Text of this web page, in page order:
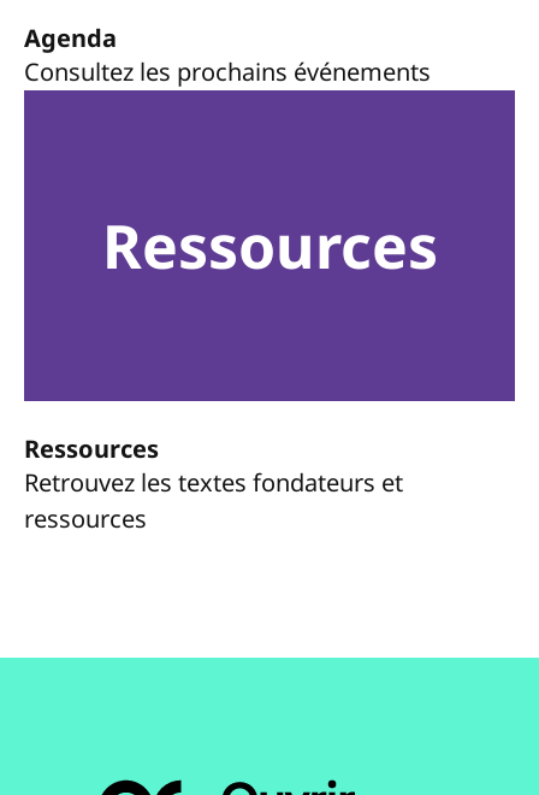
Agenda
Consultez les prochains événements
Ressources
Ressources
Retrouvez les textes fondateurs et
ressources